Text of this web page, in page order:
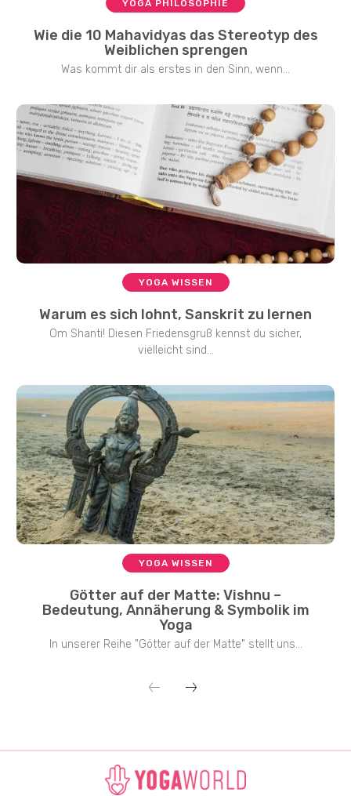
YOGA PHILOSOPHIE
Wie die 10 Mahavidyas das Stereotyp des
Weiblichen sprengen
Was kommt dir als erstes in den Sinn, wenn...
YOGA WISSEN
Warum es sich lohnt, Sanskrit zu lernen
Om Shanti! Diesen Friedensgruß kennst du sicher,
vielleicht sind...
YOGA WISSEN
Götter auf der Matte: Vishnu –
Bedeutung, Annäherung & Symbolik im
Yoga
In unserer Reihe "Götter auf der Matte" stellt uns...